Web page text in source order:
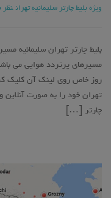
ویژه بلیط چارتر سلیمانیه تهران نظر
بلیط چارتر تهران سلیمانیه
مسیرهای پرتردد هوایی می
روز خاص روی لینک آن کلیک
تهران خود را به صورت آنلاین
چارتر […]